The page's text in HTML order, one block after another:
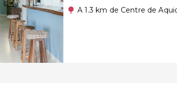
A 1.3 km de Centre de